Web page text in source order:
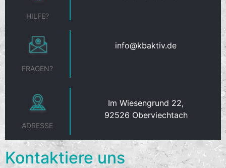
HILFE?
FRAGEN?
info@kbaktiv.de
ADRESSE
Im Wiesengrund 22,
92526 Oberviechtach
Kontaktiere uns